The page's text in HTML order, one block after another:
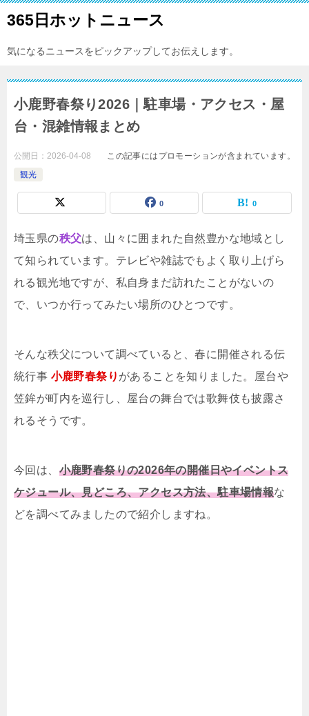
365日ホットニュース
気になるニュースをピックアップしてお伝えします。
小鹿野春祭り2026｜駐車場・アクセス・屋
台・混雑情報まとめ
公開日： 2026-04-08
観光
この記事にはプロモーションが含まれています。
0 0
埼玉県の秩父は、山々に囲まれた自然豊かな地域とし
て知られています。テレビや雑誌でもよく取り上げら
れる観光地ですが、私自身まだ訪れたことがないの
で、いつか行ってみたい場所のひとつです。
そんな秩父について調べていると、春に開催される伝
統行事 小鹿野春祭り があることを知りました。屋台や
笠鉾が町内を巡行し、屋台の舞台では歌舞伎も披露さ
れるそうです。
今回は、 小鹿野春祭りの2026年の開催日やイベントス
ケジュール、見どころ、アクセス方法、駐車場情報な
どを調べてみましたので紹介しますね。